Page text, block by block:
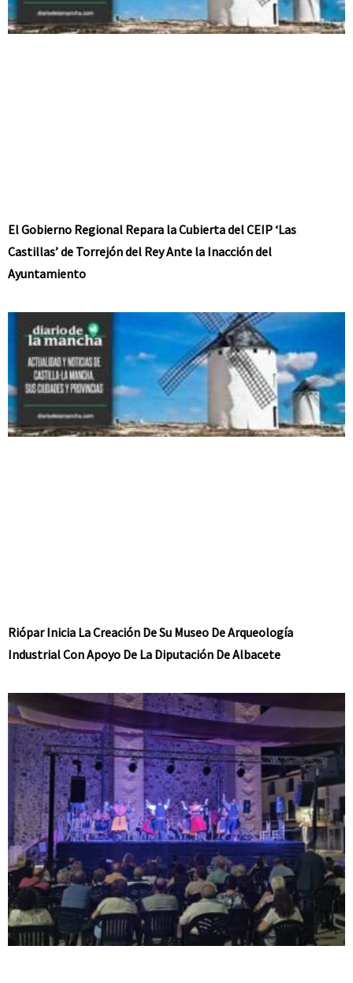
El Gobierno Regional Repara la Cubierta del CEIP ‘Las
Castillas’ de Torrejón del Rey Ante la Inacción del
Ayuntamiento
Riópar Inicia La Creación De Su Museo De Arqueología
Industrial Con Apoyo De La Diputación De Albacete